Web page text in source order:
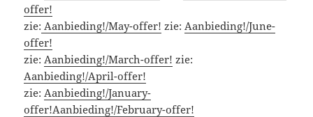
offer!
zie: Aanbieding!/May-offer! zie: Aanbieding!/June-
offer!
zie: Aanbieding!/March-offer! zie:
Aanbieding!/April-offer!
zie: Aanbieding!/January-
offer!Aanbieding!/February-offer!